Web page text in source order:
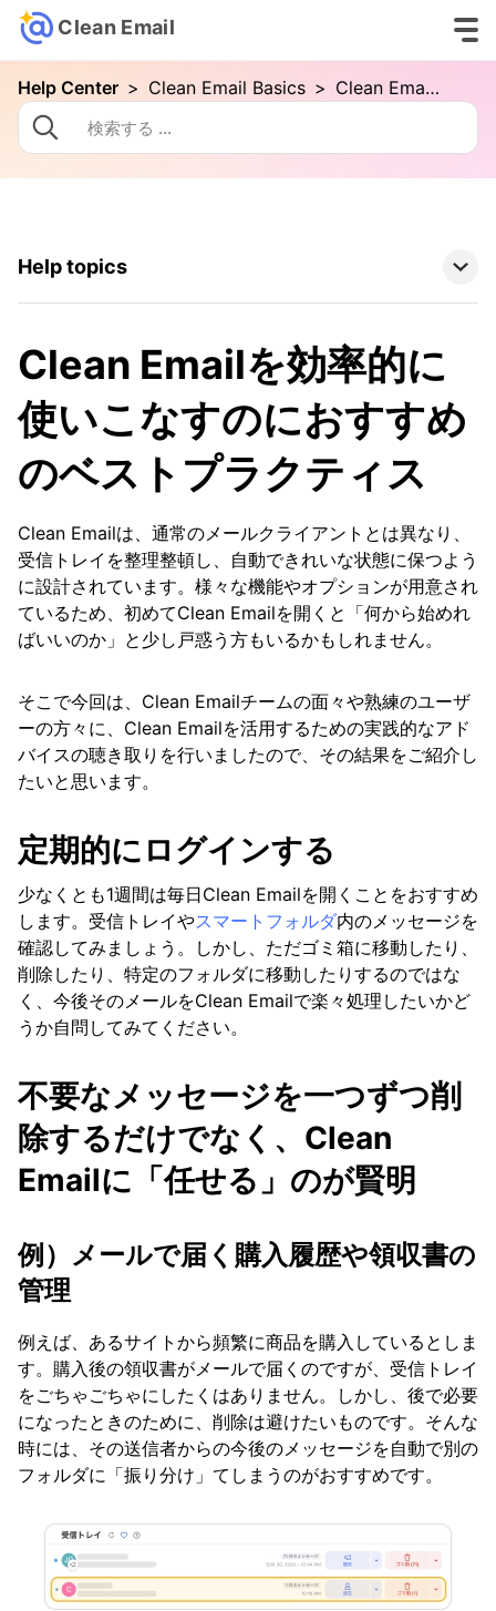
Clean Email
Help Center > Clean Email Basics > Clean Emailを効率的に使いこなすのにおすすめのベストプラクティス
Help topics
Clean Emailではじめてのお掃除を始める方法
メールアカウントの接続
フォルダとスマートフォルダ
Advanced Searching in Clean Email
Available-smart-folders
Clean Emailを効率的に使いこなすのにおすすめ
のベストプラクティス
Differences-between-clean-email-views-and-
How-clean-email-processes-incoming-mail
Previewing-messages
Sending, Forwarding, and Replying to
Messages
Using-clean-email-mobile-app
View Custom Folders from Your Email App in
Clean Email
Working with the Spam Folder
Tools
How To
Cleaning
Auto Clean
Account
Questions
Clean Emailを効率的に
使いこなすのにおすすめ
のベストプラクティス
Clean Emailは、通常のメールクライアントとは異なり、
受信トレイを整理整頓し、自動できれいな状態に保つよう
に設計されています。様々な機能やオプションが用意され
ているため、初めてClean Emailを開くと「何から始めれ
ばいいのか」と少し戸惑う方もいるかもしれません。
そこで今回は、Clean Emailチームの面々や熟練のユーザ
ーの方々に、Clean Emailを活用するための実践的なアド
バイスの聴き取りを行いましたので、その結果をご紹介し
たいと思います。
定期的にログインする
少なくとも1週間は毎日Clean Emailを開くことをおすすめ
します。受信トレイやスマートフォルダ内のメッセージを
確認してみましょう。しかし、ただゴミ箱に移動したり、
削除したり、特定のフォルダに移動したりするのではな
く、今後そのメールをClean Emailで楽々処理したいかど
うか自問してみてください。
不要なメッセージを一つずつ削
除するだけでなく、Clean
Emailに「任せる」のが賢明
例）メールで届く購入履歴や領収書の
管理
例えば、あるサイトから頻繁に商品を購入しているとしま
す。購入後の領収書がメールで届くのですが、受信トレイ
をごちゃごちゃにしたくはありません。しかし、後で必要
になったときのために、削除は避けたいものです。そんな
時には、その送信者からの今後のメッセージを自動で別の
フォルダに「振り分け」てしまうのがおすすめです。